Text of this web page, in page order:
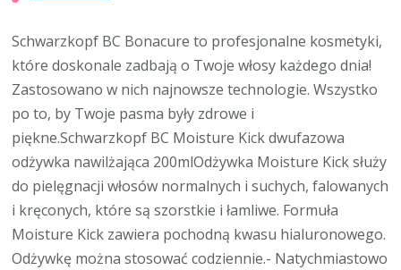
Schwarzkopf BC Bonacure to profesjonalne kosmetyki,
które doskonale zadbają o Twoje włosy każdego dnia!
Zastosowano w nich najnowsze technologie. Wszystko
po to, by Twoje pasma były zdrowe i
piękne.Schwarzkopf BC Moisture Kick dwufazowa
odżywka nawilżająca 200mlOdżywka Moisture Kick służy
do pielęgnacji włosów normalnych i suchych, falowanych
i kręconych, które są szorstkie i łamliwe. Formuła
Moisture Kick zawiera pochodną kwasu hialuronowego.
Odżywkę można stosować codziennie.- Natychmiastowo